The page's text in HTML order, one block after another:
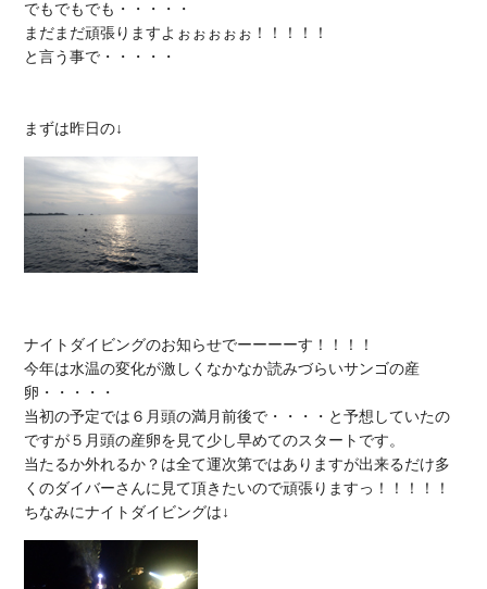
でもでもでも・・・・・
まだまだ頑張りますよぉぉぉぉぉ！！！！！
と言う事で・・・・・
ナイトダイビングのお知らせでーーーーす！！！！
今年は水温の変化が激しくなかなか読みづらいサンゴの産
卵・・・・・
当初の予定では６月頭の満月前後で・・・・と予想していたの
ですが５月頭の産卵を見て少し早めてのスタートです。
当たるか外れるか？は全て運次第ではありますが出来るだけ多
くのダイバーさんに見て頂きたいので頑張りますっ！！！！！